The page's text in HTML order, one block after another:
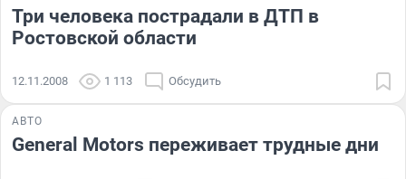
Три человека пострадали в ДТП в
Ростовской области
12.11.2008 1 113 Обсудить
АВТО
General Motors переживает трудные дни